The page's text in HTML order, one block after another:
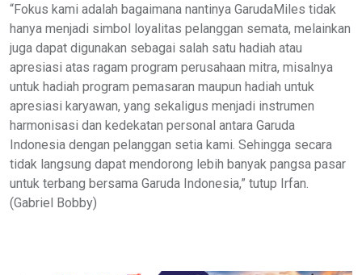
“Fokus kami adalah bagaimana nantinya GarudaMiles tidak
hanya menjadi simbol loyalitas pelanggan semata, melainkan
juga dapat digunakan sebagai salah satu hadiah atau
apresiasi atas ragam program perusahaan mitra, misalnya
untuk hadiah program pemasaran maupun hadiah untuk
apresiasi karyawan, yang sekaligus menjadi instrumen
harmonisasi dan kedekatan personal antara Garuda
Indonesia dengan pelanggan setia kami. Sehingga secara
tidak langsung dapat mendorong lebih banyak pangsa pasar
untuk terbang bersama Garuda Indonesia,” tutup Irfan.
(Gabriel Bobby)